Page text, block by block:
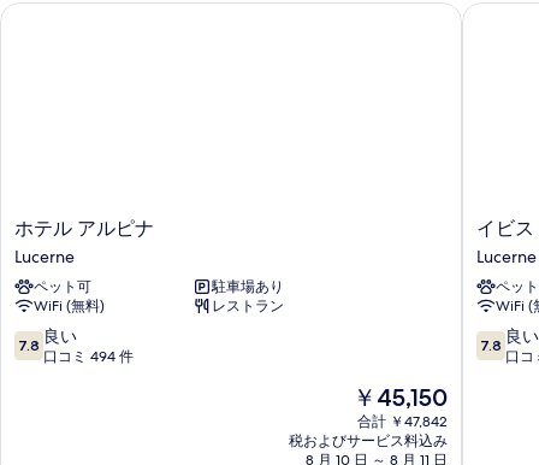
の
る
の
ホ
テ
ル
ア
ル
ピ
ナ
ホテル アルピナ
Lucerne
ペット可
駐車場あり
WiFi (無料)
レストラン
10
段
7.8 良い
口コミ 494 件
現
在
の
料
￥45,150
合計 ￥47,842
税およびサービス料込み
8 月 10 日 ～ 8 月 11 日
ホテル アルピナ
イ
ビ
ス
バ
ジ
ェ
ッ
イビ
Lucerne
ペッ
WiFi (
10
段
7.8 良い
口コ
イビス